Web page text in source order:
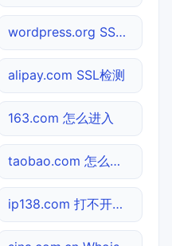
wordpress.org SSL检测
alipay.com SSL检测
163.com 怎么进入
taobao.com 怎么进入
ip138.com 打不开检测